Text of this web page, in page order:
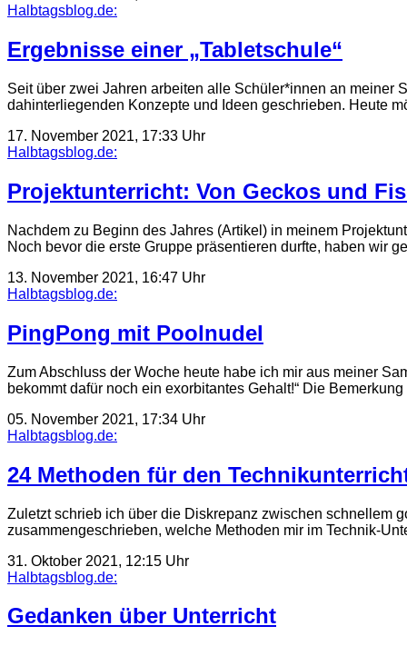
Halbtagsblog.de:
Ergebnisse einer „Tabletschule“
Seit über zwei Jahren arbeiten alle Schüler*innen an meiner
dahinterliegenden Konzepte und Ideen geschrieben. Heute
17. November 2021, 17:33 Uhr
Halbtagsblog.de:
Projektunterricht: Von Geckos und
Nachdem zu Beginn des Jahres (Artikel) in meinem
Noch bevor die erste Gruppe präsentieren durfte, haben wir
13. November 2021, 16:47 Uhr
Halbtagsblog.de:
PingPong mit Poolnudel
Zum Abschluss der Woche heute habe ich mir aus meiner
bekommt dafür noch ein exorbitantes Gehalt!“ Die
05. November 2021, 17:34 Uhr
Halbtagsblog.de:
24 Methoden für den
Zuletzt schrieb ich über die Diskrepanz zwischen schnellem
zusammengeschrieben, welche Methoden mir im Technik-
31. Oktober 2021, 12:15 Uhr
Halbtagsblog.de:
Gedanken über Unterricht